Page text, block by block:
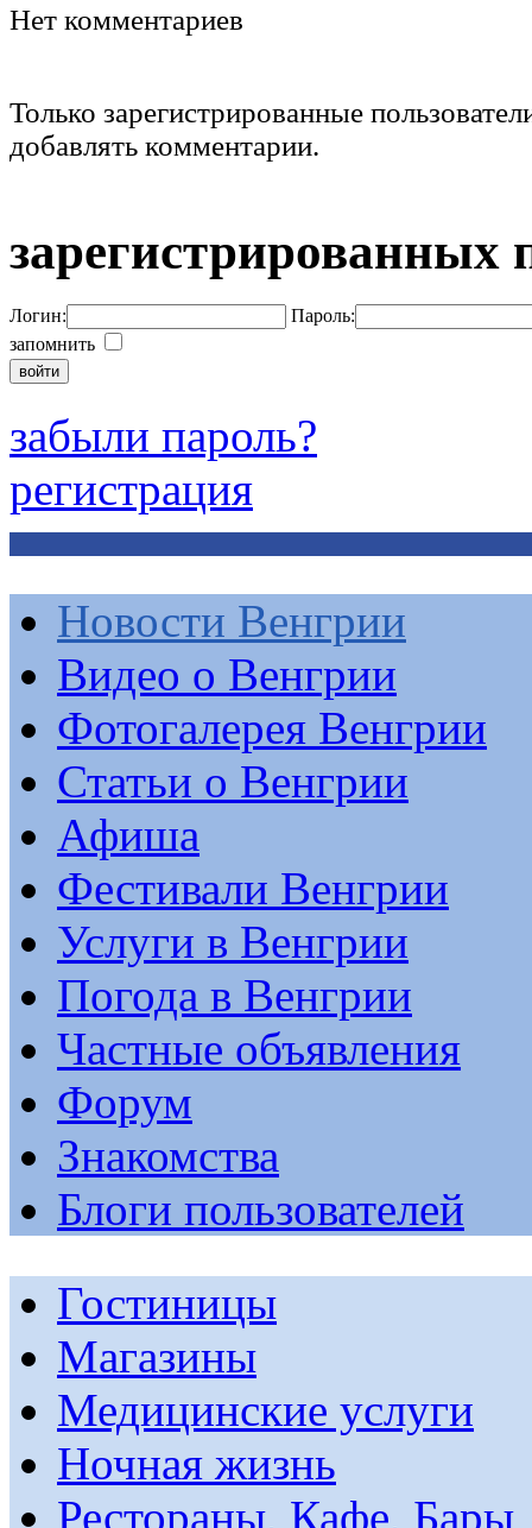
Нет комментариев
Только зарегистрированные
добавлять комментарии.
зарегистрированных
Логин:
Пароль:
запомнить
забыли пароль?
регистрация
Новости Венгрии
Видео о Венгрии
Фотогалерея Венгрии
Статьи о Венгрии
Афиша
Фестивали Венгрии
Услуги в Венгрии
Погода в Венгрии
Частные объявления
Форум
Знакомства
Блоги пользователей
Гостиницы
Магазины
Медицинские услуги
Ночная жизнь
Рестораны, Кафе, Бары